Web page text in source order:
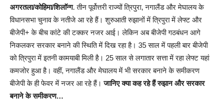
अगरतला/कोहिमा/शिलाॅन्ग. तीन पूर्वोत्तरी राज्यों त्रिपुरा, नगालैंड और मेघालय के
विधानसभा चुनाव के नतीजे आ रहे हैं। शुरुआती रुझानों में त्रिपुरा में लेफ्ट और
बीजेपी+ के बीच कांटे की टक्कर नजर आई। लेकिन अब बीजेपी गठबंधन आगे
निकलकर सरकार बनाने की स्थिति में दिख रहा है। 35 साल में पहली बार बीजेपी
को त्रिपुरा में इतनी कामयाबी मिली है। 25 साल से लगातार सत्ता में रहा लेफ्ट यहां
कमजोर हुआ है। वहीं, नगालैंड और मेघालय में भी सरकार बनाने के समीकरण
बीजेपी के ही फेवर में नजर आ रहे हैं।जानिए क्या कह रहे हैं रुझान और सरकार
बनाने के समीकरण…